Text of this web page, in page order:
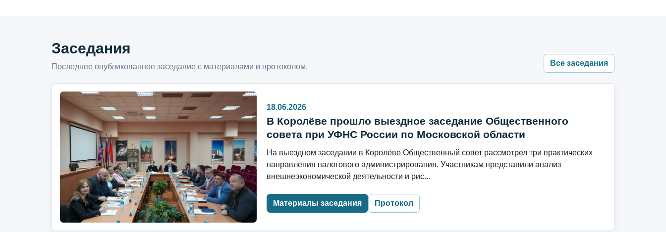
Заседания
Последнее опубликованное заседание с материалами и протоколом. Все заседания
18.06.2026
В Королёве прошло выездное заседание Общественного
совета при УФНС России по Московской области
На выездном заседании в Королёве Общественный совет рассмотрел три практических
направления налогового администрирования. Участникам представили анализ
внешнеэкономической деятельности и рис...
Материалы заседания Протокол